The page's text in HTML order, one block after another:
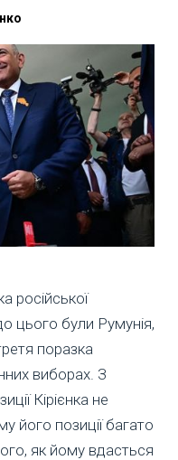
російської
цього були Румунія,
поразка
виборах. З
Кірієнка не
його позиції багато
як йому вдасться